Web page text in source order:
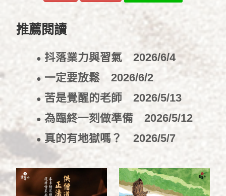
推薦閱讀
● 抖落業力與習氣 2026/6/4
●一定要放鬆 2026/6/2
● 苦是覺醒的老師 2026/5/13
● 為臨終一刻做準備 2026/5/12
● 真的有地獄嗎？ 2026/5/7